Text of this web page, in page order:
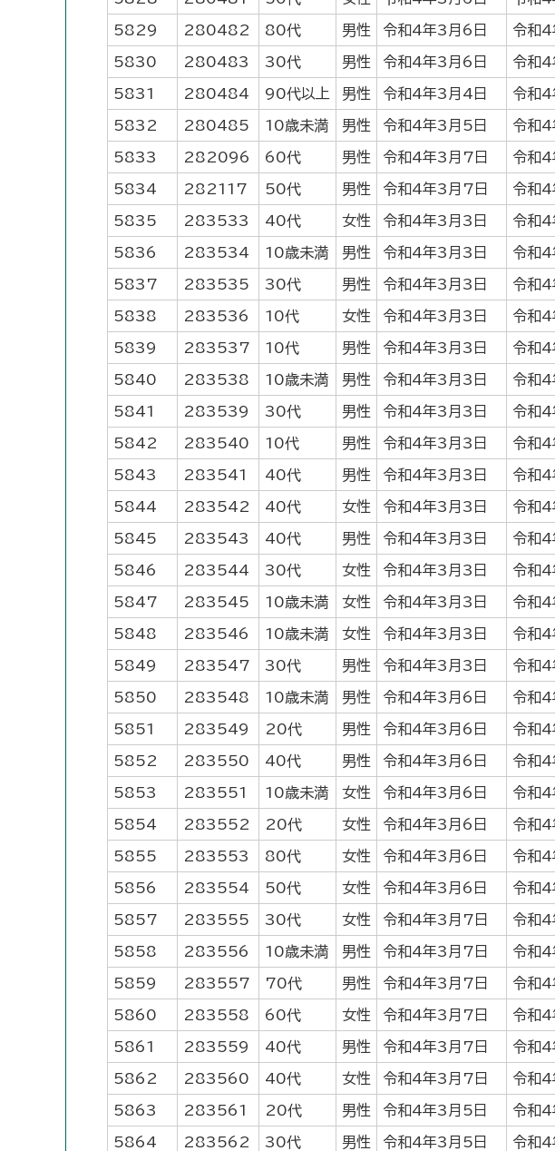
5829 280482 80代 男性 令和4年3月6日 令和4
5830 280483 30代 男性 令和4年3月6日 令和4
5831 280484 90代以上 男性 令和4年3月4日 令和4
5832 280485 10歳未満 男性 令和4年3月5日 令和4
5833 282096 60代 男性 令和4年3月7日 令和4
5834 282117 50代 男性 令和4年3月7日 令和4
5835 283533 40代 女性 令和4年3月3日 令和
5836 283534 10歳未満 男性 令和4年3月3日 令和
5837 283535 30代 男性 令和4年3月3日 令和
5838 283536 10代 女性 令和4年3月3日 令和
5839 283537 10代 男性 令和4年3月3日 令和
5840 283538 10歳未満 男性 令和4年3月3日 令和
5841 283539 30代 男性 令和4年3月3日 令和
5842 283540 10代 男性 令和4年3月3日 令和
5843 283541 40代 男性 令和4年3月3日 令和
5844 283542 40代 女性 令和4年3月3日 令和
5845 283543 40代 男性 令和4年3月3日 令和
5846 283544 30代 女性 令和4年3月3日 令和
5847 283545 10歳未満 女性 令和4年3月3日 令和
5848 283546 10歳未満 女性 令和4年3月3日 令和
5849 283547 30代 男性 令和4年3月3日 令和
5850 283548 10歳未満 男性 令和4年3月6日 令和
5851 283549 20代 男性 令和4年3月6日 令和
5852 283550 40代 男性 令和4年3月6日 令和
5853 283551 10歳未満 女性 令和4年3月6日 令和
5854 283552 20代 女性 令和4年3月6日 令和
5855 283553 80代 女性 令和4年3月6日 令和
5856 283554 50代 女性 令和4年3月6日 令和
5857 283555 30代 女性 令和4年3月7日 令和
5858 283556 10歳未満 男性 令和4年3月7日 令和
5859 283557 70代 男性 令和4年3月7日 令和
5860 283558 60代 女性 令和4年3月7日 令和
5861 283559 40代 男性 令和4年3月7日 令和
5862 283560 40代 女性 令和4年3月7日 令和
5863 283561 20代 男性 令和4年3月5日 令和
5864 283562 30代 男性 令和4年3月5日 令和